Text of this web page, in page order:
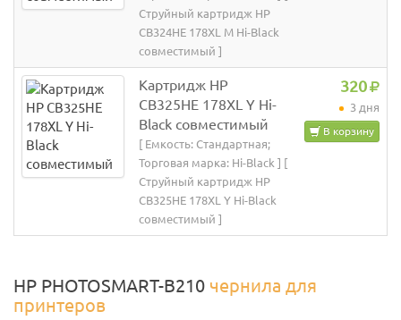
Струйный картридж HP
CB324HE 178XL M Hi-Black
совместимый ]
Картридж HP
CB325HE 178XL Y Hi-
Black совместимый
[ Емкость: Стандартная;
Торговая марка: Hi-Black ] [
Струйный картридж HP
CB325HE 178XL Y Hi-Black
совместимый ]
320
3 дня
В корзину
HP PHOTOSMART-B210 чернила для
принтеров